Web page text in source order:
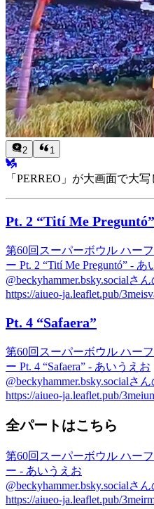
2 1
「PERREO」が大画面で大
Pt. 2 “Tití Me Preguntó”
第60回スーパーボウル ハー
ー Pt. 2 “Tití Me Preguntó” - あ
@beckyhammer.bsky.socialさ
https://aiueo-ja.leaflet.pub/
Pt. 4 “Safaera”
第60回スーパーボウル ハー
ー Pt. 4 “Safaera” - あいうえお
@beckyhammer.bsky.socialさ
https://aiueo-ja.leaflet.pub/
全パートはこちら
第60回スーパーボウル ハー
ー - あいうえお
@beckyhammer.bsky.socialさ
https://aiueo-ja.leaflet.pub/